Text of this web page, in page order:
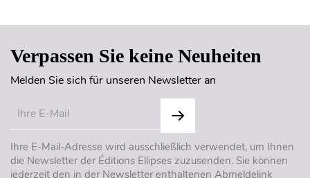
Verpassen Sie keine Neuheiten
Melden Sie sich für unseren Newsletter an
Ihre E-Mail-Adresse wird ausschließlich verwendet, um Ihnen
die Newsletter der Éditions Ellipses zuzusenden. Sie können
jederzeit den in der Newsletter enthaltenen Abmeldelink